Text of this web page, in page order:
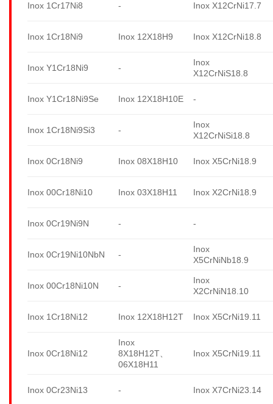
Inox 1Cr17Ni8 - Inox X12CrNi17.7
Inox 1Cr18Ni9 Inox 12X18H9 Inox X12CrNi18.8
Inox Y1Cr18Ni9 -
Inox
X12CrNiS18.8
Inox Y1Cr18Ni9Se Inox 12X18H10E -
Inox 1Cr18Ni9Si3 -
Inox
X12CrNiSi18.8
Inox 0Cr18Ni9 Inox 08X18H10 Inox X5CrNi18.9
Inox 00Cr18Ni10 Inox 03X18H11 Inox X2CrNi18.9
Inox 0Cr19Ni9N - -
Inox 0Cr19Ni10NbN -
Inox
X5CrNiNb18.9
Inox 00Cr18Ni10N -
Inox
X2CrNiN18.10
Inox 1Cr18Ni12 Inox 12X18H12T Inox X5CrNi19.11
Inox 0Cr18Ni12
Inox
8X18H12T、
06X18H11
Inox X5CrNi19.11
Inox 0Cr23Ni13 - Inox X7CrNi23.14